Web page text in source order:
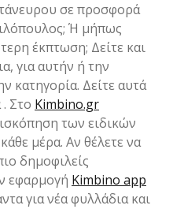
σε προσφορά
Ή μήπως
έκπτωση; Δείτε και
για αυτήν ή την
κατηγορία. Δείτε αυτά
Στο Kimbino.gr
των ειδικών
μέρα. Αν θέλετε να
δημοφιλείς
εφαρμογή Kimbino app
για νέα φυλλάδια και